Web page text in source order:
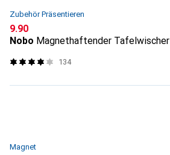
Zubehör Präsentieren
CHF
9.90
Nobo Magnethaftender Tafelwischer
134
Magnet